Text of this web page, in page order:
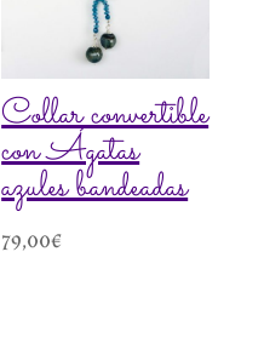
Collar convertible
con Ágatas
azules bandeadas
79,00€